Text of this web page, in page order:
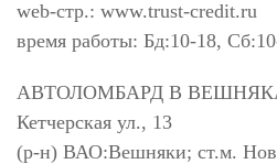
web-стр.: www.trust-credit.ru
время работы: Бд:10-18,
АВТОЛОМБАРД В
Кетчерская ул., 13
(р-н) ВАО:Вешняки; ст.м.